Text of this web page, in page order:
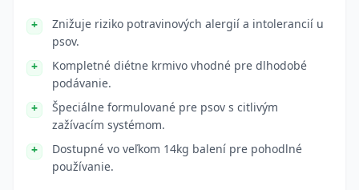
Znižuje riziko potravinových alergií a intolerancií u
psov.
Kompletné diétne krmivo vhodné pre dlhodobé
podávanie.
Špeciálne formulované pre psov s citlivým
zažívacím systémom.
Dostupné vo veľkom 14kg balení pre pohodlné
používanie.